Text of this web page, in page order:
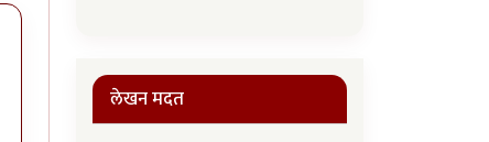
लेखन मदत